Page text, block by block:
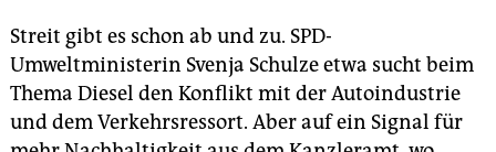
Streit gibt es schon ab und zu. SPD-
Umweltministerin Svenja Schulze etwa sucht beim
Thema Diesel den Konflikt mit der Autoindustrie
und dem Verkehrsressort. Aber auf ein Signal für